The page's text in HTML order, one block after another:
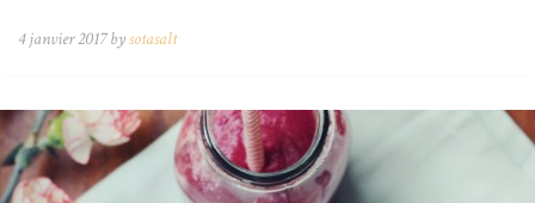
4 janvier 2017 bysotasalt